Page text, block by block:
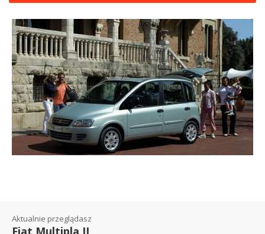
Aktualnie przeglądasz
Fiat Multipla II